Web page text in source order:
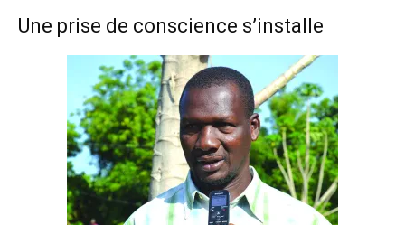
Une prise de conscience s’installe